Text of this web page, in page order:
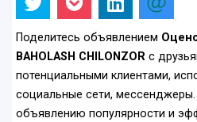
Поделитесь объявлением
BAHOLASH CHILONZOR с
потенциальными клиентами,
социальные сети,
объявлению популярности и